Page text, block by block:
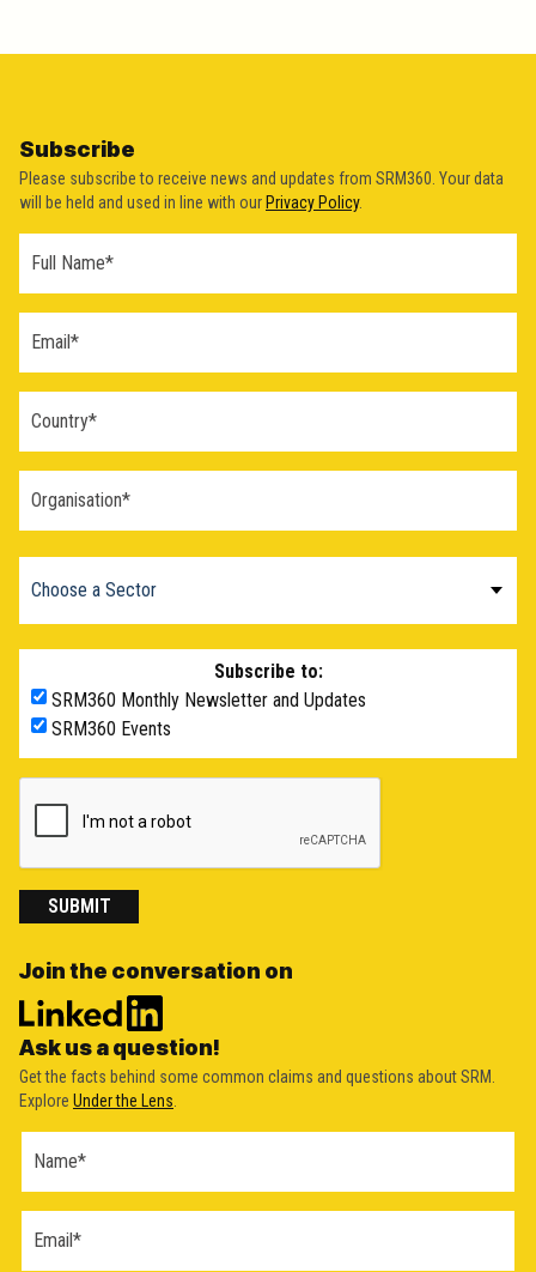
Subscribe
Please subscribe to receive news and updates from SRM360. Your data
will be held and used in line with our Privacy Policy.
Subscribe to:
SRM360 Monthly Newsletter and Updates
SRM360 Events
SUBMIT
Join the conversation on
Ask us a question!
Get the facts behind some common claims and questions about SRM.
Explore Under the Lens
Question
(2026)